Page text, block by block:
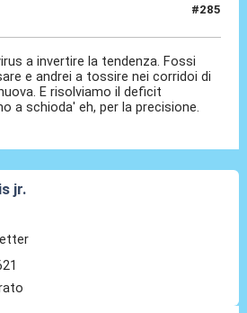
#285
a invertire la tendenza. Fossi
e andrei a tossire nei corridoi di
E risolviamo il deficit
a schioda' eh, per la precisione.
jr.